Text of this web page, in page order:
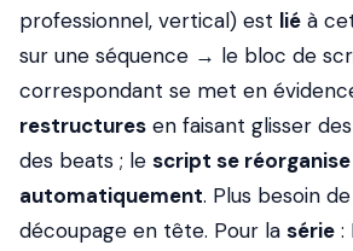
professionnel, vertical) est lié à
sur une séquence → le bloc de
correspondant se met en
restructures en faisant glisser
des beats ; le script se réorganise
automatiquement. Plus besoin
découpage en tête. Pour la série :